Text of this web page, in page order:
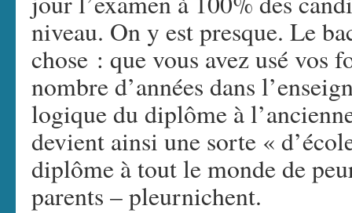
niveau. On y est presque. Le
chose : que vous avez usé vos
nombre d’années dans
logique du diplôme à
devient ainsi une sorte «
diplôme à tout le monde de
parents – pleurnichent.